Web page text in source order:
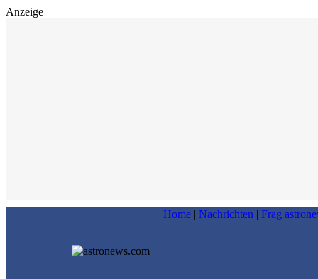
Anzeige
Home | Nachrichten | Frag